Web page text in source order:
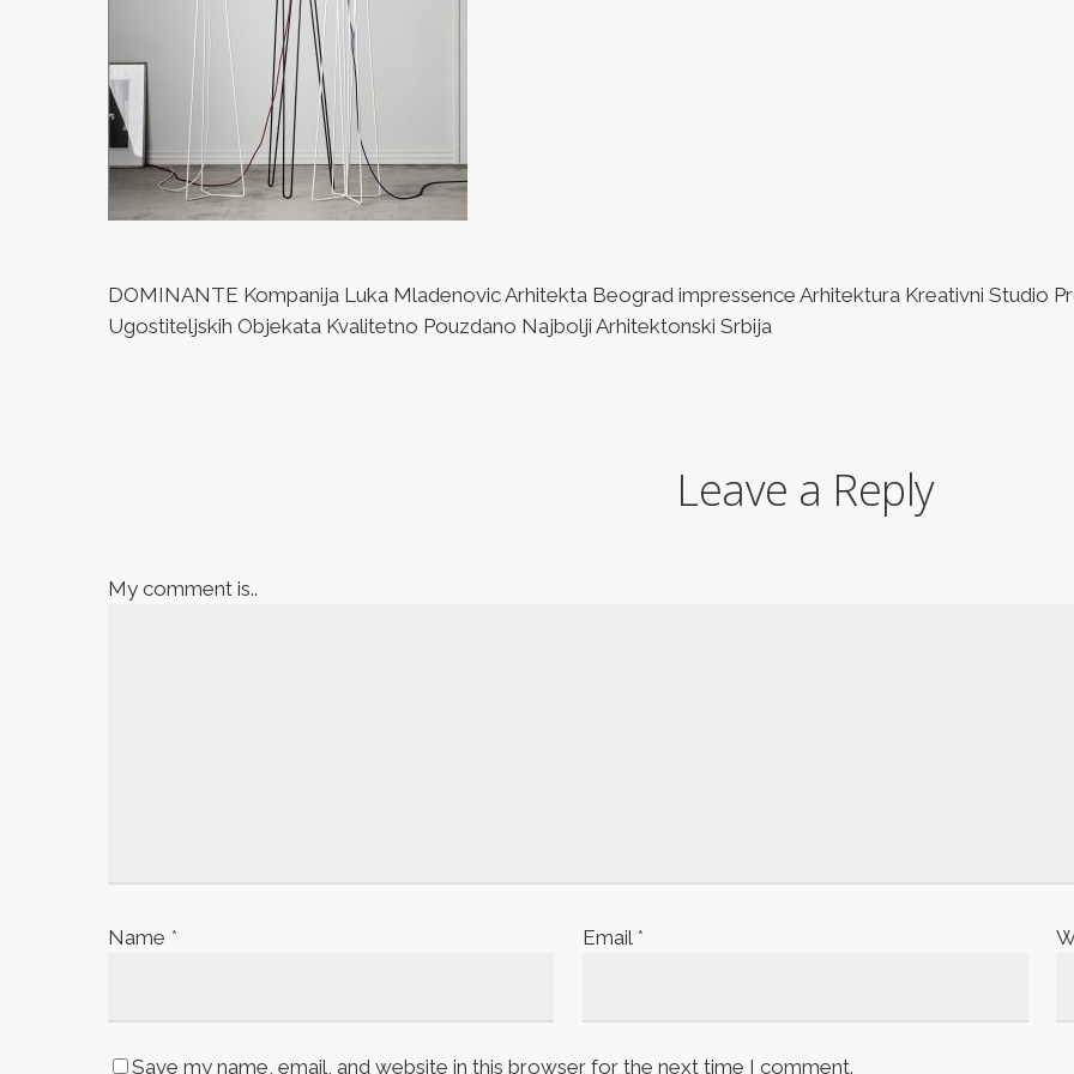
DOMINANTE Kompanija Luka Mladenovic Arhitekta Beograd impressence Arhitektura Kreativni Studio
Ugostiteljskih Objekata Kvalitetno Pouzdano Najbolji Arhitektonski Srbija
Leave a Reply
My comment is..
Name * Email *
Save my name, email, and website in this browser for the next time I comment.